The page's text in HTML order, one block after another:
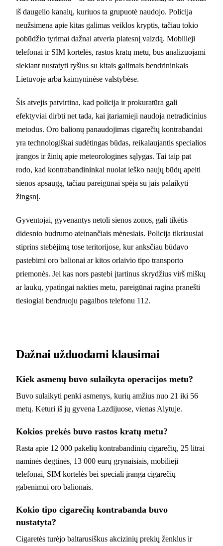
iš daugelio kanalų, kuriuos ta grupuotė naudojo. Policija
neužsimena apie kitas galimas veiklos kryptis, tačiau tokio
pobūdžio tyrimai dažnai atveria platesnį vaizdą. Mobilieji
telefonai ir SIM kortelės, rastos kratų metu, bus analizuojami
siekiant nustatyti ryšius su kitais galimais bendrininkais
Lietuvoje arba kaimyninėse valstybėse.
Šis atvejis patvirtina, kad policija ir prokuratūra gali
efektyviai dirbti net tada, kai įtariamieji naudoja netradicinius
metodus. Oro balionų panaudojimas cigarečių kontrabandai
yra technologiškai sudėtingas būdas, reikalaujantis specialios
įrangos ir žinių apie meteorologines sąlygas. Tai taip pat
rodo, kad kontrabandininkai nuolat ieško naujų būdų apeiti
sienos apsaugą, tačiau pareigūnai spėja su jais palaikyti
žingsnį.
Gyventojai, gyvenantys netoli sienos zonos, gali tikėtis
didesnio budrumo ateinančiais mėnesiais. Policija tikriausiai
stiprins stebėjimą tose teritorijose, kur anksčiau būdavo
pastebimi oro balionai ar kitos orlaivio tipo transporto
priemonės. Jei kas nors pastebi įtartinus skrydžius virš miškų
ar laukų, ypatingai nakties metu, pareigūnai ragina pranešti
tiesiogiai bendruoju pagalbos telefonu 112.
Dažnai užduodami klausimai
Kiek asmenų buvo sulaikyta operacijos metu?
Buvo sulaikyti penki asmenys, kurių amžius nuo 21 iki 56
metų. Keturi iš jų gyvena Lazdijuose, vienas Alytuje.
Kokios prekės buvo rastos kratų metu?
Rasta apie 12 000 pakelių kontrabandinių cigarečių, 25 litrai
naminės degtinės, 13 000 eurų grynaisiais, mobilieji
telefonai, SIM kortelės bei speciali įranga cigarečių
gabenimui oro balionais.
Kokio tipo cigarečių kontrabanda buvo
nustatyta?
Cigaretės turėjo baltarusiškus akcizinių prekių ženklus ir